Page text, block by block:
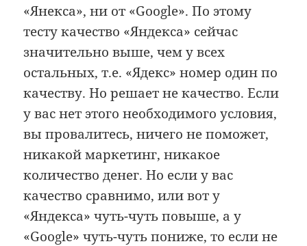
«Янекса», ни от «Google». По этому
тесту качество «Яндекса» сейчас
значительно выше, чем у всех
остальных, т.е. «Ядекс» номер один по
качеству. Но решает не качество. Если
у вас нет этого необходимого условия,
вы провалитесь, ничего не поможет,
никакой маркетинг, никакое
количество денег. Но если у вас
качество сравнимо, или вот у
«Яндекса» чуть-чуть повыше, а у
«Google» чуть-чуть пониже, то если не